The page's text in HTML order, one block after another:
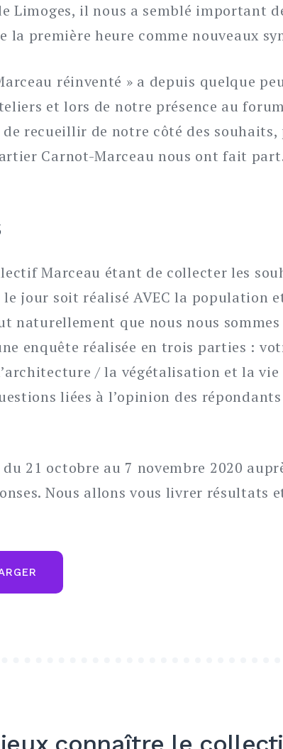
Limoges, il nous a semblé important
la première heure comme nouveaux
réinventé » a depuis quelque
et lors de notre présence au
recueillir de notre côté des
Carnot-Marceau nous ont fait
Marceau étant de collecter les
jour soit réalisé AVEC la population
naturellement que nous nous sommes
enquête réalisée en trois parties :
/ la végétalisation et la vie
liées à l’opinion des
21 octobre au 7 novembre 2020
Nous allons vous livrer résultats
connaître le